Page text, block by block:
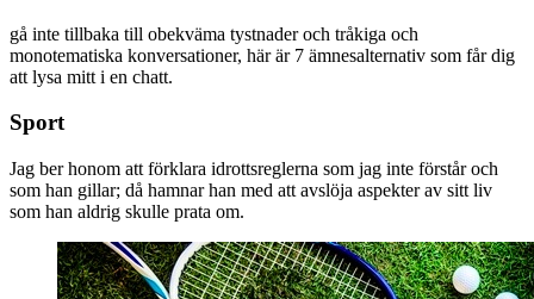
gå inte tillbaka till obekväma tystnader och tråkiga och
monotematiska konversationer, här är 7 ämnesalternativ som får dig
att lysa mitt i en chatt.
Sport
Jag ber honom att förklara idrottsreglerna som jag inte förstår och
som han gillar; då hamnar han med att avslöja aspekter av sitt liv
som han aldrig skulle prata om.